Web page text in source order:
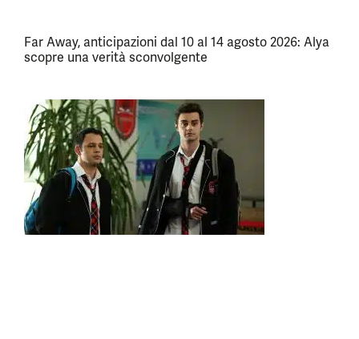
Far Away, anticipazioni dal 10 al 14 agosto 2026: Alya
scopre una verità sconvolgente